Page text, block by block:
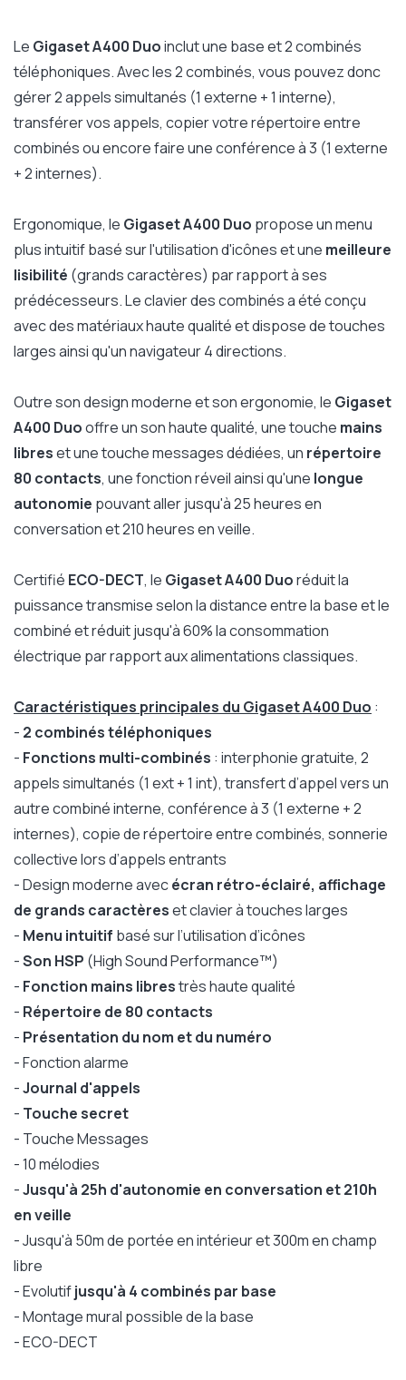
Le Gigaset A400 Duoinclut une base et 2 combinés
téléphoniques. Avec les 2 combinés, vous pouvez donc
gérer 2 appels simultanés (1 externe + 1 interne),
transférer vos appels, copier votre répertoire entre
combinés ou encore faire une conférence à 3 (1 externe
+ 2 internes).
Ergonomique, le Gigaset A400 Duo propose un menu
plus intuitif basé sur l'utilisation d'icônes et une meilleure
lisibilité (grands caractères) par rapport à ses
prédécesseurs. Le clavier des combinés a été conçu
avec des matériaux haute qualité et dispose de touches
larges ainsi qu'un navigateur 4 directions.
Outre son design moderne et son ergonomie, le Gigaset
A400 Duooffre un son haute qualité, une touche mains
libreset une touche messages dédiées, un répertoire
80 contacts, une fonction réveil ainsi qu'une longue
autonomie pouvant aller jusqu'à 25 heures en
conversation et 210 heures en veille.
Certifié ECO-DECT, le Gigaset A400 Duoréduit la
puissance transmise selon la distance entre la base et le
combiné et réduit jusqu'à 60% la consommation
électrique par rapport aux alimentations classiques.
Caractéristiques principales du Gigaset A400 Duo :
- 2 combinés téléphoniques
- Fonctions multi-combinés : interphonie gratuite, 2
appels simultanés (1 ext + 1 int), transfert d’appel vers un
autre combiné interne, conférence à 3 (1 externe + 2
internes), copie de répertoire entre combinés, sonnerie
collective lors d’appels entrants
- Design moderne avecécran rétro-éclairé, affichage
de grands caractèreset clavier à touches larges
- Menu intuitif basé sur l’utilisation d’icônes
-Son HSP (High Sound Performance™)
- Fonction mains librestrès haute qualité
- Répertoire de 80 contacts
- Présentation du nom et du numéro
- Fonction alarme
-Journal d'appels
- Touche secret
- Touche Messages
- 10 mélodies
-Jusqu'à 25h d'autonomie en conversation et 210h
en veille
- Jusqu'à 50m de portée en intérieur et 300m en champ
libre
- Evolutifjusqu'à 4 combinés par base
- Montage mural possible de la base
- ECO-DECT